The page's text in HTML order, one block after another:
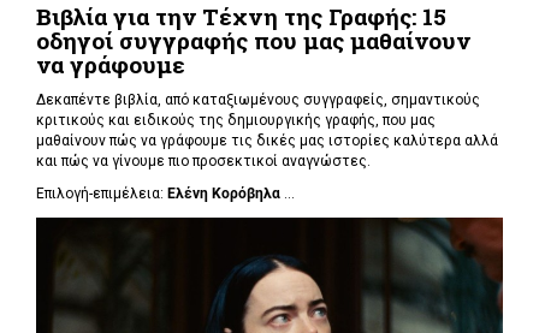
Βιβλία για την Τέχνη της Γραφής: 15
οδηγοί συγγραφής που μας μαθαίνουν
να γράφουμε
Δεκαπέντε βιβλία, από καταξιωμένους συγγραφείς, σημαντικούς
κριτικούς και ειδικούς της δημιουργικής γραφής, που μας
μαθαίνουν πώς να γράφουμε τις δικές μας ιστορίες καλύτερα αλλά
και πώς να γίνουμε πιο προσεκτικοί αναγνώστες.
Επιλογή-επιμέλεια: Ελένη Κορόβηλα ...